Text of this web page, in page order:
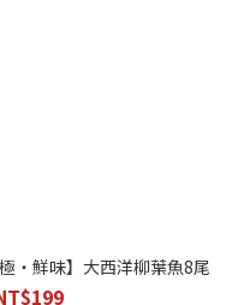
。絕不添加防腐
・鮮味】大西洋柳葉魚8尾